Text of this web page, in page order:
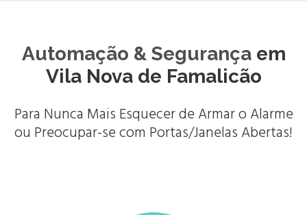
Automação & Segurançaem
Vila Nova de Famalicão
Para Nunca Mais Esquecer de Armar o Alarme
ou Preocupar-se com Portas/Janelas Abertas!